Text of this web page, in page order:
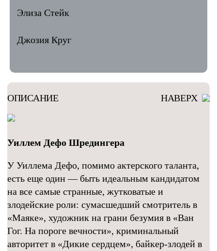
Элиза Стейк
Джозия Круг
ОПИСАНИЕ НАВЕРХ
Уиллем Дефо Шредингера
У Уиллема Дефо, помимо актерского таланта,
есть еще один — быть идеальным кандидатом
на все самые странные, жутковатые и
злодейские роли: сумасшедший смотритель в
«Маяке», художник на грани безумия в «Ван
Гог. На пороге вечности», криминальный
авторитет в «Дикие сердцем», байкер-злодей в